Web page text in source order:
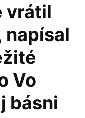
vrátil
napísal
Vo
básni